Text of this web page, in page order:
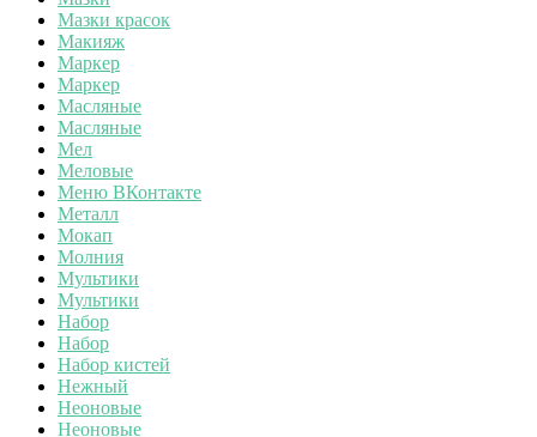
Мазки красок
Макияж
Маркер
Маркер
Масляные
Масляные
Мел
Меловые
Меню ВКонтакте
Металл
Мокап
Молния
Мультики
Мультики
Набор
Набор
Набор кистей
Нежный
Неоновые
Неоновые